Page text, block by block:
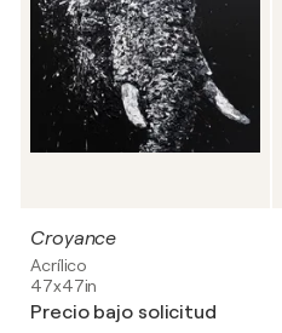
Croyance
Acrílico
47x47in
Precio bajo solicitud